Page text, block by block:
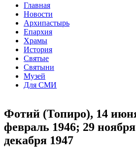
Главная
Новости
Архипастырь
Епархия
Храмы
История
Святые
Святыни
Музей
Для СМИ
Фотий (Топиро), 14
февраль 1946; 29
декабря 1947